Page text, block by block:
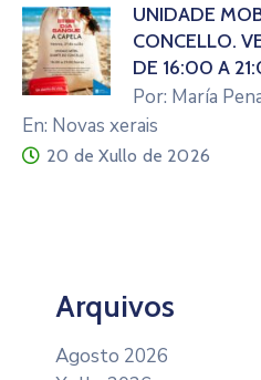
UNIDADE
CONCELLO.
DE 16:00 A
Por: María
En: Novas xerais
20 de Xullo de 2026
Arquivos
Agosto 2026